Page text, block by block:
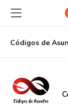
principal
página
de
página